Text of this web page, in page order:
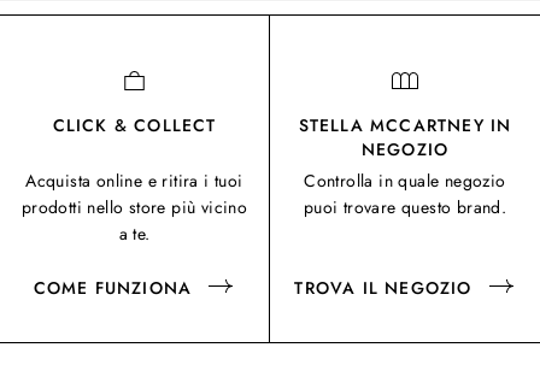
CLICK & COLLECT
Acquista online e ritira i tuoi
prodotti nello store più vicino
a te.
COME FUNZIONA
STELLA MCCARTNEY IN
NEGOZIO
Controlla in quale negozio
puoi trovare questo brand.
TROVA IL NEGOZIO